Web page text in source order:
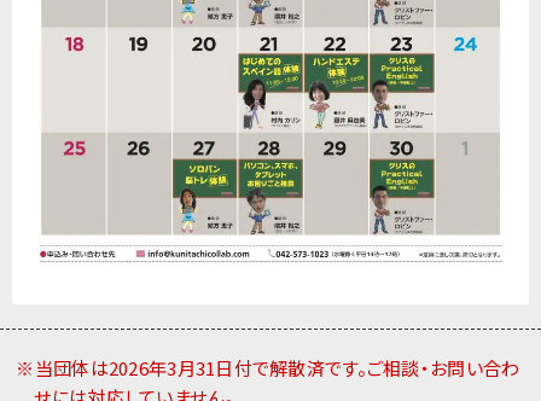
※当団体は2026年3月31日付で解散済です。ご相談・お問い合わ